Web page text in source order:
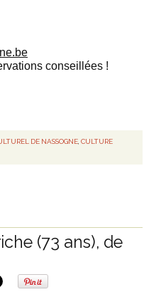
conseillées !
DE NASSOGNE, CULTURE
(73 ans), de